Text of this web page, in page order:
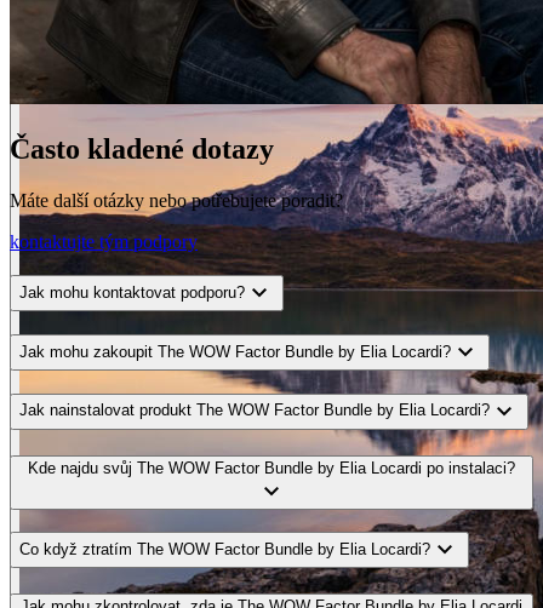
Často kladené dotazy
Máte další otázky nebo potřebujete poradit?
kontaktujte tým podpory
Jak mohu kontaktovat podporu? expand_more
Jak mohu zakoupit The WOW Factor Bundle by Elia Locardi? expand_more
Jak nainstalovat produkt The WOW Factor Bundle by Elia Locardi? expand_more
Kde najdu svůj The WOW Factor Bundle by Elia Locardi po instalaci?
expand_more
Co když ztratím The WOW Factor Bundle by Elia Locardi? expand_more